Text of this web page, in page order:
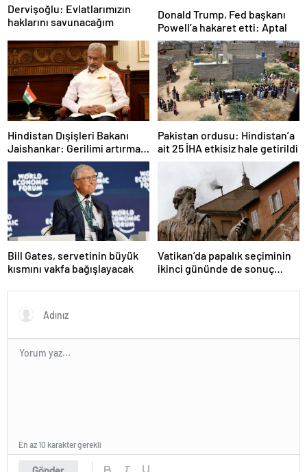
Dervişoğlu: Evlatlarımızın
haklarını savunacağım
Donald Trump, Fed başkanı
Powell’a hakaret etti: Aptal
Hindistan Dışişleri Bakanı
Jaishankar: Gerilimi artırmak
gibi bir niyetimiz yok
Pakistan ordusu: Hindistan’a
ait 25 İHA etkisiz hale getirildi
Bill Gates, servetinin büyük
kısmını vakfa bağışlayacak
Vatikan’da papalık seçiminin
ikinci gününde de sonuç
En az 10 karakter gerekli